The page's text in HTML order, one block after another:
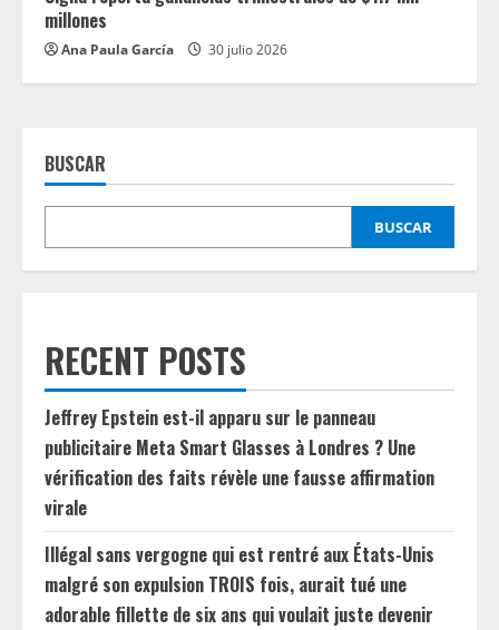
millones
Ana Paula García 30 julio 2026
BUSCAR
BUSCAR
RECENT POSTS
Jeffrey Epstein est-il apparu sur le panneau
publicitaire Meta Smart Glasses à Londres ? Une
vérification des faits révèle une fausse affirmation
virale
Illégal sans vergogne qui est rentré aux États-Unis
malgré son expulsion TROIS fois, aurait tué une
adorable fillette de six ans qui voulait juste devenir